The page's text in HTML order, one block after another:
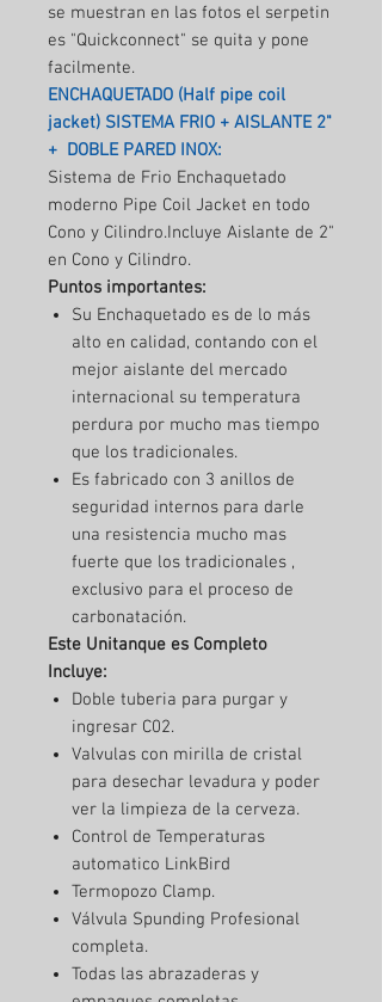
se muestran en las fotos el serpetin
es "Quickconnect" se quita y pone
facilmente.
ENCHAQUETADO (Half pipe coil
jacket) SISTEMA FRIO + AISLANTE 2"
+ DOBLE PARED INOX:
Sistema de Frio Enchaquetado
moderno Pipe Coil Jacket en todo
Cono y Cilindro.Incluye Aislante de 2"
en Cono y Cilindro.
Puntos importantes:
Su Enchaquetado es de lo más
alto en calidad, contando con el
mejor aislante del mercado
internacional su temperatura
perdura por mucho mas tiempo
que los tradicionales.
Es fabricado con 3 anillos de
seguridad internos para darle
una resistencia mucho mas
fuerte que los tradicionales ,
exclusivo para el proceso de
carbonatación.
Este Unitanque es Completo
Incluye:
Doble tuberia para purgar y
ingresar C02.
Valvulas con mirilla de cristal
para desechar levadura y poder
ver la limpieza de la cerveza.
Control de Temperaturas
automatico LinkBird
Termopozo Clamp.
Válvula Spunding Profesional
completa.
Todas las abrazaderas y